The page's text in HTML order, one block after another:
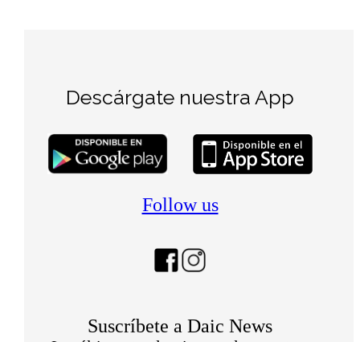
Descárgate nuestra App
Follow us
Suscríbete a Daic News